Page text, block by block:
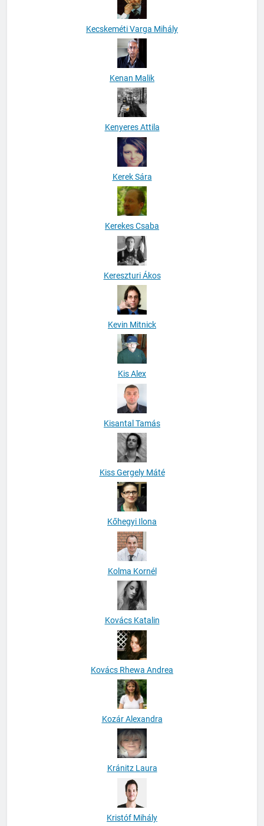
Kecskeméti Varga Mihály
Kenan Malik
Kenyeres Attila
Kerek Sára
Kerekes Csaba
Kereszturi Ákos
Kevin Mitnick
Kis Alex
Kisantal Tamás
Kiss Gergely Máté
Kőhegyi Ilona
Kolma Kornél
Kovács Katalin
Kovács Rhewa Andrea
Kozár Alexandra
Kránitz Laura
Kristóf Mihály